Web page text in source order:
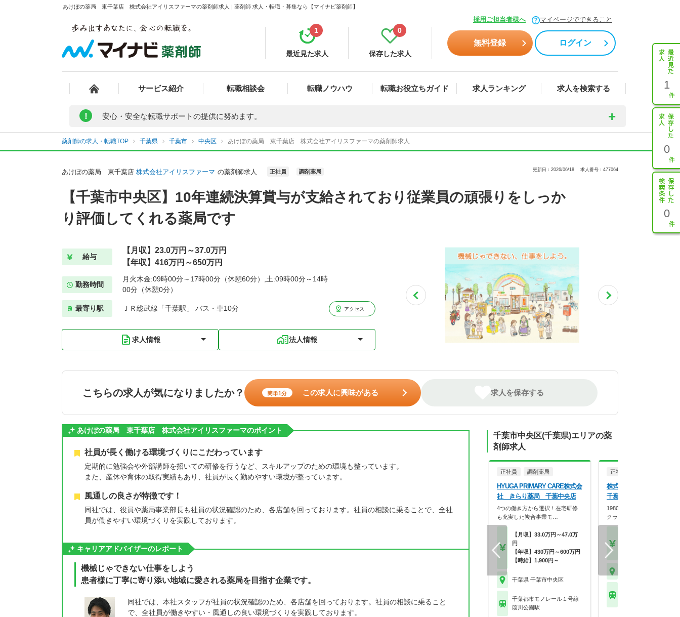
あけぼの薬局 東千葉店 株式会社アイリスファーマの薬剤師求人 | 薬剤師 求人・転職・募集なら【マイナビ薬剤師】
採用ご担当者様へ マイページでできること
最近見た求人
1
保存した求人
0
無料登録 ログイン
サービス紹介 転職相談会 転職ノウハウ 転職お役立ちガイド 求人ランキング 求人を検索する 1
0
0
! 安心・安全な転職サポートの提供に努めます。
薬剤師の求人・転職TOP 千葉県 千葉市 中央区 あけぼの薬局 東千葉店 株式会社アイリスファーマの薬剤師求人
あけぼの薬局 東千葉店 株式会社アイリスファーマ の薬剤師求人 正社員 調剤薬局 更新日：2026/06/18 求人番号：477064
【千葉市中央区】10年連続決算賞与が支給されており従業員の頑張りをしっか
り評価してくれる薬局です
給与
【月収】23.0万円～37.0万円
【年収】416万円～650万円
勤務時間
月火木金:09時00分～17時00分（休憩60分）,土:09時00分～14時
00分（休憩0分）
最寄り駅 ＪＲ総武線「千葉駅」 バス・車10分 アクセス
求人情報 法人情報
こちらの求人が気になりましたか？ 簡単1分 この求人に興味がある 求人を保存する
あけぼの薬局 東千葉店 株式会社アイリスファーマのポイント
社員が長く働ける環境づくりにこだわっています
定期的に勉強会や外部講師を招いての研修を行うなど、スキルアップのための環境も整っています。
また、産休や育休の取得実績もあり、社員が長く勤めやすい環境が整っています。
風通しの良さが特徴です！
同社では、役員や薬局事業部長も社員の状況確認のため、各店舗を回っております。社員の相談に乗ることで、全社
員が働きやすい環境づくりを実践しております。
キャリアアドバイザーのレポート
機械じゃできない仕事をしよう
患者様に丁寧に寄り添い地域に愛される薬局を目指す企業です。
同社では、本社スタッフが社員の状況確認のため、各店舗を回っております。社員の相談に乗ること
で、全社員が働きやすい・風通しの良い環境づくりを実践しております。
千葉市中央区(千葉県)エリアの薬
剤師求人
正社員 調剤薬局
HYUGA PRIMARY CARE株式会
社 きらり薬局 千葉中央店
4つの働き方から選択！在宅研修
も充実した複合事業モ…
【月収】33.0万円～47.0万
円
【年収】430万円～600万円
【時給】1,900円～
千葉県 千葉市中央区
千葉都市モノレール１号線
葭川公園駅
正社員
株式会社タカサ 薬局タ
千葉都町店
1980年創業の在宅先進企業
クライフバランス…